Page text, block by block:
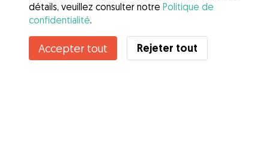
Contacter Anne‐France
Connaissez-vous les avantages de Gudog ? Voir plus
détails, veuillez consulter notre Politique de
confidentialité.
Accepter tout Rejeter tout